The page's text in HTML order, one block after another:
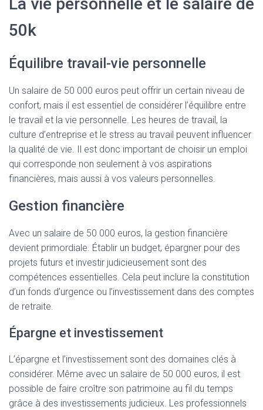
50k
Équilibre travail-vie personnelle
Un salaire de 50 000 euros peut offrir un certain niveau de
confort, mais il est essentiel de considérer l’équilibre entre
le travail et la vie personnelle. Les heures de travail, la
culture d’entreprise et le stress au travail peuvent influencer
la qualité de vie. Il est donc important de choisir un emploi
qui corresponde non seulement à vos aspirations
financières, mais aussi à vos valeurs personnelles.
Gestion financière
Avec un salaire de 50 000 euros, la gestion financière
devient primordiale. Établir un budget, épargner pour des
projets futurs et investir judicieusement sont des
compétences essentielles. Cela peut inclure la constitution
d’un fonds d’urgence ou l’investissement dans des comptes
de retraite.
Épargne et investissement
L’épargne et l’investissement sont des domaines clés à
considérer. Même avec un salaire de 50 000 euros, il est
possible de faire croître son patrimoine au fil du temps
grâce à des investissements judicieux. Les professionnels